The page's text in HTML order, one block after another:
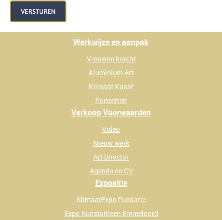
VERSTUREN
Werkwijze en aanpak
Vrouwen kracht
Aluminium Art
Klimaat Kunst
Portretten
Verkoop Voorwaarden
Video
Nieuw werk
Art Director
Agenda en CV
Expositie
KlimaatExpo Fundatie
Expo Kunstuitleen Emmeloord